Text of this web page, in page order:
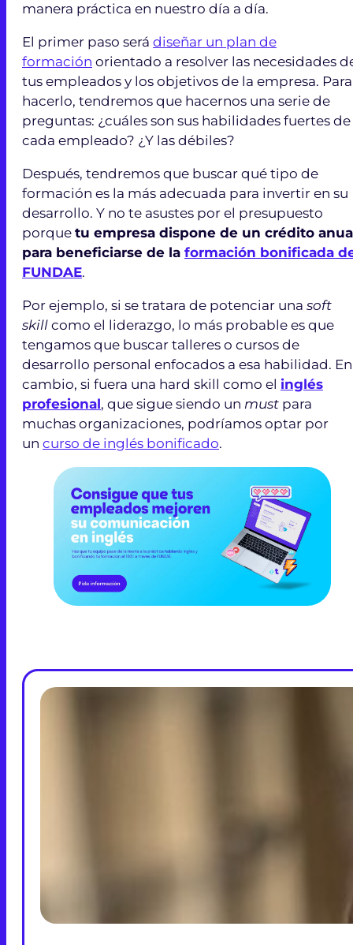
manera práctica en nuestro día a día.
El primer paso será diseñar un plan de
formación orientado a resolver las necesidades
tus empleados y los objetivos de la empresa. Para
hacerlo, tendremos que hacernos una serie de
preguntas: ¿cuáles son sus habilidades fuertes de
cada empleado? ¿Y las débiles?
Después, tendremos que buscar qué tipo de
formación es la más adecuada para invertir en su
desarrollo. Y no te asustes por el presupuesto
porque tu empresa dispone de un crédito
para beneficiarse de la formación bonificada
FUNDAE.
Por ejemplo, si se tratara de potenciar una soft
skill como el liderazgo, lo más probable es que
tengamos que buscar talleres o cursos de
desarrollo personal enfocados a esa habilidad. En
cambio, si fuera una hard skill como el inglés
profesional, que sigue siendo un must para
muchas organizaciones, podríamos optar por
un curso de inglés bonificado.